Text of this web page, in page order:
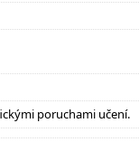
poruchami učení.